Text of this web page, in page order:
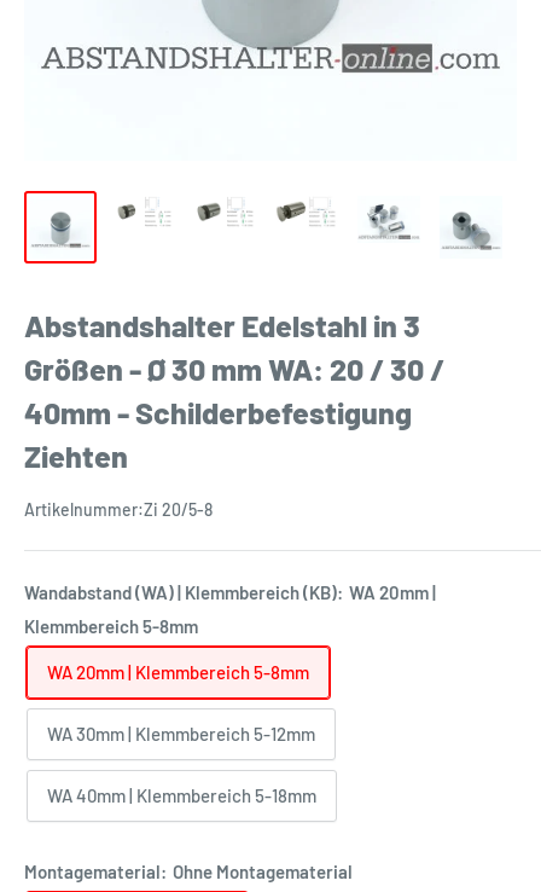
Abstandshalter Edelstahl in 3
Größen - Ø 30 mm WA: 20 / 30 /
40mm - Schilderbefestigung
Ziehten
Artikelnummer:Zi 20/5-8
Wandabstand (WA) | Klemmbereich (KB): WA 20mm |
Klemmbereich 5-8mm
WA 20mm | Klemmbereich 5-8mm
WA 30mm | Klemmbereich 5-12mm
WA 40mm | Klemmbereich 5-18mm
Montagematerial: Ohne Montagematerial